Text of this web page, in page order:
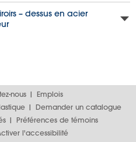
– dessus en acier
nous
Emplois
Demander un catalogue
Préférences de témoins
l'accessibilité